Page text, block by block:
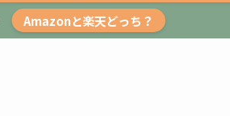
Amazonと楽天どっち？